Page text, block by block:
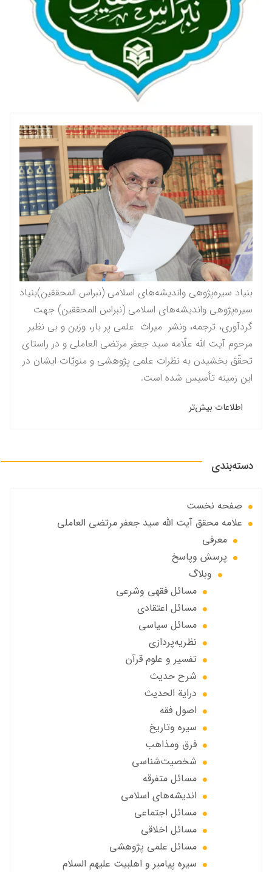
بنیاد سیره‌پژوهی واندیشه‌های اسلامی (نبراس المحققين)بنیاد
سیره‌پژوهی واندیشه‌های اسلامی (نبراس المحققين) جهت
گردآوری، ترجمه، ونشر میراث علمی پر بار، وزین و بی نظیر
مرحوم آيت الله علّامه سيد جعفر مرتضى العاملى و در راستاى
تحقّق بخشيدن به نظرات علمى پژوهشى و منویّات ايشان در
این زمینه تأسیس شده است.
اطلاعات بیش‌تر
دسته‌بندی
صفحه نخست
علامه محقق آیت الله سید جعفر مرتضی العاملی
معرفی
پرسش وپاسخ
وبلاگ
مسائل فقهي وشرعي
مسائل اعتقادی
مسائل سياسي
نظریه‌پردازی
تفسیر و علوم قرآن
شرح حديث
درایة الحديث
اصول فقه
سیره وتاریخ
فرق ومذاهب
شخصیت‌شناسی
مسائل متفرقه
انديشه‌هاي اسلامي
مسائل اجتماعي
مسائل اخلاقي
مسائل علمی پژوهشی
سيره پيامبر و اهلبيت علیهم السلام